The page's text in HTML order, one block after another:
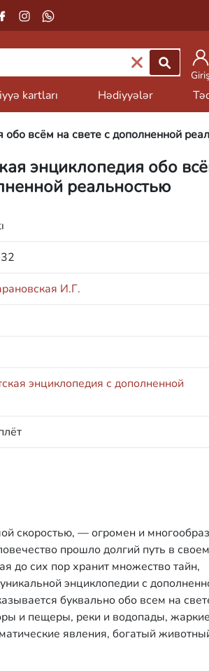
Giriş
kartları Hədiyyələr
обо всём на свете с дополненной
энциклопедия обо
реальностью
И.Г.
энциклопедия с дополненной
скоростью, — огромен и
прошло долгий путь в своем
до сих пор хранит множество тайн,
энциклопедии с
буквально обо всем на
и пещеры, реки и водопады,
явления, богатый